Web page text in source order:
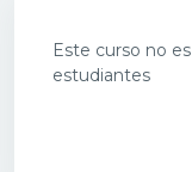
Este curso no
estudiantes